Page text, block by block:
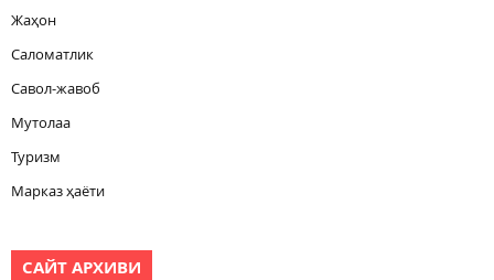
Жаҳон
Саломатлик
Савол-жавоб
Мутолаа
Туризм
Марказ ҳаёти
САЙТ АРХИВИ